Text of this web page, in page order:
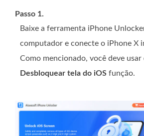
Passo 1.
Baixe a ferramenta iPhone
computador e conecte o iPhone X
Como mencionado, você deve usar
Desbloquear tela do iOS função.